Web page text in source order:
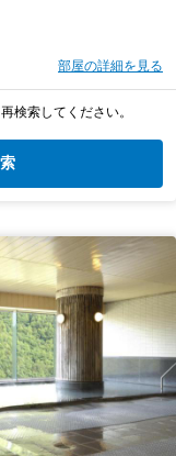
部屋の詳細を見る
検索してください。